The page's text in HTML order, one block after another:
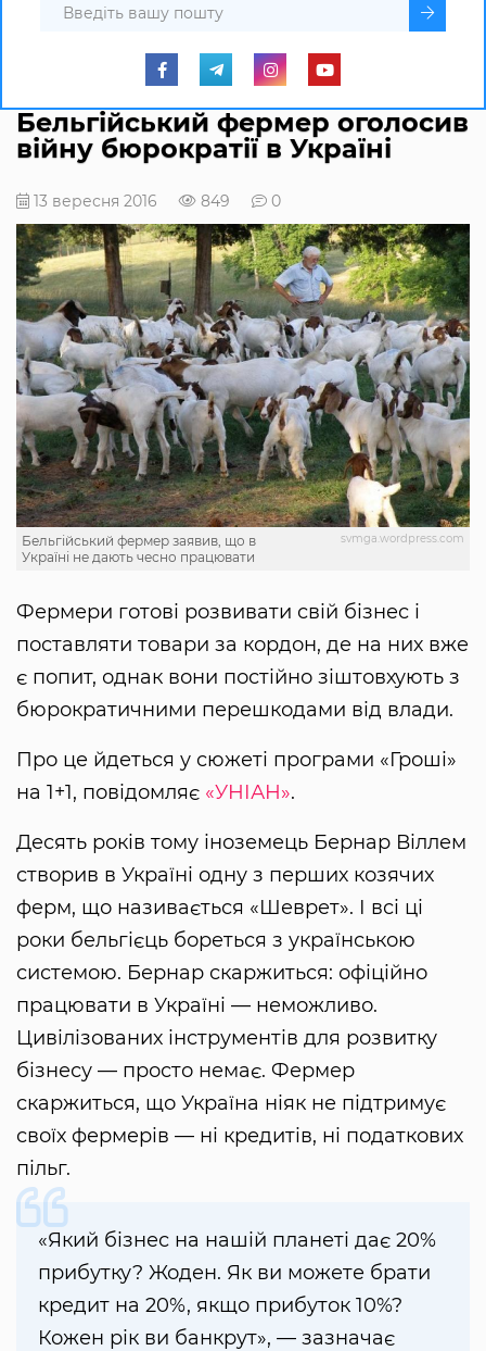
Бельгійський фермер оголосив
війну бюрократії в Україні
13 вересня 2016 849 0
svmga.wordpress.com
Бельгійський фермер заявив, що в
Україні не дають чесно працювати
Фермери готові розвивати свій бізнес і
поставляти товари за кордон, де на них вже
є попит, однак вони постійно зіштовхують з
бюрократичними перешкодами від влади.
Про це йдеться у сюжеті програми «Гроші»
на 1+1, повідомляє «УНІАН».
Десять років тому іноземець Бернар Віллем
створив в Україні одну з перших козячих
ферм, що називається «Шеврет». І всі ці
роки бельгієць бореться з українською
системою. Бернар скаржиться: офіційно
працювати в Україні — неможливо.
Цивілізованих інструментів для розвитку
бізнесу — просто немає. Фермер
скаржиться, що Україна ніяк не підтримує
своїх фермерів — ні кредитів, ні податкових
пільг.
«Який бізнес на нашій планеті дає 20%
прибутку? Жоден. Як ви можете брати
кредит на 20%, якщо прибуток 10%?
Кожен рік ви банкрут», — зазначає